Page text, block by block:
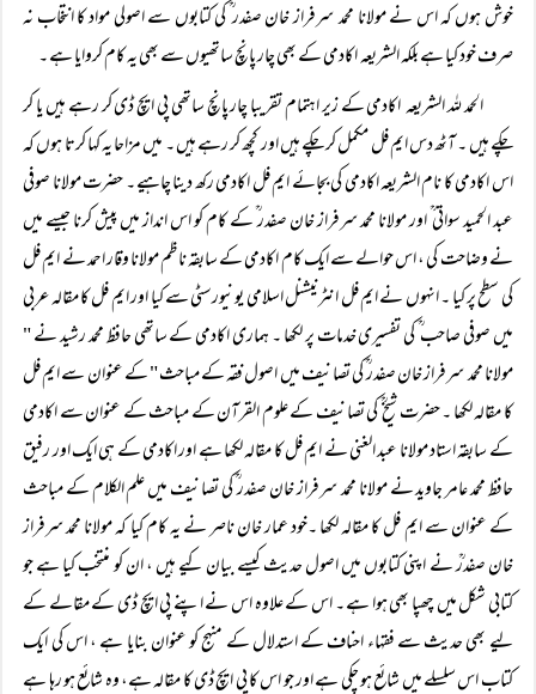
خوش ہوں کہ اس نے مولانا محمد سرفراز خان صفدر ؒ کی کتابوں سے اصولی مواد کا انتخاب نہ
صرف خود کیا ہے بلکہ الشریعہ اکادمی کے بھی چار پانچ ساتھیوں سے بھی یہ کام کروایا ہے ۔
الحمد للہ الشریعہ اکادمی کے زیر اہتمام تقریبا چار پانچ ساتھی پی ایچ ڈی کر رہے ہیں یا کر
چکے ہیں ۔ آٹھ دس ایم فل مکمل کر چکے ہیں اور کچھ کر رہے ہیں ۔ میں مزاحا یہ کہا کرتا ہوں کہ
اس اکادمی کا نام الشریعہ اکادمی کی بجائے ایم فل اکادمی رکھ دینا چاہیے ۔ حضرت مولانا صوفی
عبد الحمید سواتی ؒ اور مولانا محمد سرفراز خان صفدر ؒ کے کام کو اس انداز میں پیش کرنا جیسے میں
نے وضاحت کی ، اس حوالے سے ایک کام اکادمی کے سابقہ ناظم مولانا وقار احمد نے ایم فل
کی سطح پر کیا ۔ انہوں نے ایم فل انٹرنیشنل اسلامی یونیورسٹی سے کیا اور ایم فل کا مقالہ عربی
میں صوفی صاحب ؒ کی تفسیری خدمات پر لکھا ۔ ہماری اکادمی کے ساتھی حافظ محمد رشید نے "
مولانا محمد سرفراز خان صفدر ؒ کی تصانیف میں اصول فقہ کے مباحث " کے عنوان سے ایم فل
کا مقالہ لکھا ۔ حضرت شیخ ؒ کی تصانیف کے علوم القرآن کے مباحث کے عنوان سے اکادمی
کے سابقہ استاد مولانا عبد الغنی نے ایم فل کا مقالہ لکھا ہے اور اکادمی کے ہی ایک اور رفیق
حافظ محمد عامر جاوید نے مولانا محمد سرفراز خان صفدر ؒ کی تصانیف میں علم الکلام کے مباحث
کے عنوان سے ایم فل کا مقالہ لکھا ۔خود عمار خان ناصر نے یہ کام کیا کہ مولانا محمد سرفراز
خان صفدرؒ نے اپنی کتابوں میں اصول حدیث کیسے بیان کیے ہیں ، ان کو منتخب کیا ہے جو
کتابی شکل میں چھپا بھی ہوا ہے ۔ اس کے علاوہ اس نے اپنے پی ایچ ڈی کے مقالے کے
لیے بھی حدیث سے فقہاء احناف کے استدلال کے منہج کو عنوان بنایا ہے ، اس کی ایک
کتاب اس سلسلے میں شائع ہو چکی ہے اور جو اس کا پی ایچ ڈی کا مقالہ ہے، وہ شائع ہو رہا ہے